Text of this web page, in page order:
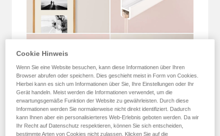
Cookie Hinweis
Wenn Sie eine Website besuchen, kann diese Informationen über Ihren
Browser abrufen oder speichern. Dies geschieht meist in Form von Cookies.
Hierbei kann es sich um Informationen über Sie, Ihre Einstellungen oder Ihr
Gerät handeln. Meist werden die Informationen verwendet, um die
erwartungsgemäße Funktion der Website zu gewährleisten. Durch diese
Informationen werden Sie normalerweise nicht direkt identifiziert. Dadurch
kann Ihnen aber ein personalisierteres Web-Erlebnis geboten werden. Da wir
Ihr Recht auf Datenschutz respektieren, können Sie sich entscheiden,
bestimmte Arten von Cookies nicht zulassen. Klicken Sie auf die